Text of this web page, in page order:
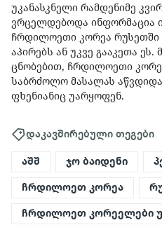
უკანასკნელი რამდენიმე
ვრცელდებოდა ინფორმაცია
ჩრდილოეთი კორეა რუსეთში
აპირებს ან უკვე გააკეთა
ცნობებით, ჩრდილოეთი
საბრძოლო მასალას
ფხენიანიც უარყოფენ.
დაკავშირებული თეგები
აშშ ჯო ბაიდენი
ჩრდილოეთ კორეა
ჩრდილოეთ კორეელები